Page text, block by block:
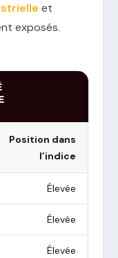
et
exposés.
Position dans
l’indice
Élevée
Élevée
Élevée